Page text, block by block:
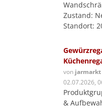
Zustand:
Standort:
von jarmarkt
02.07.2026,
&